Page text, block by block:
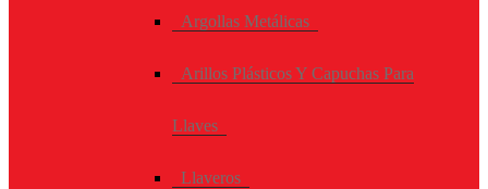
Argollas Metálicas
Arillos Plásticos Y Capuchas Para
Llaves
Llaveros